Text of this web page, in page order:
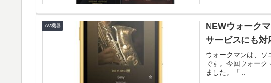
AV機器
NEWウォーク
サービスにも対
ウォークマンは、ソ
です。今回ウォーク
ました。「...